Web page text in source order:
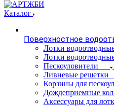
Каталог
Поверхностное
Лотки
Лотки
Пескоуловители
Ливневые решетки
Корзины для
Дождеприемные
Аксессуары для